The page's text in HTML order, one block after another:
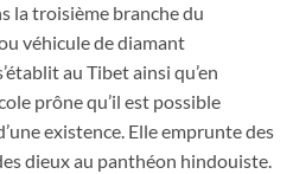
la troisième branche du
véhicule de diamant
au Tibet ainsi qu’en
prône qu’il est possible
existence. Elle emprunte des
dieux au panthéon hindouiste.